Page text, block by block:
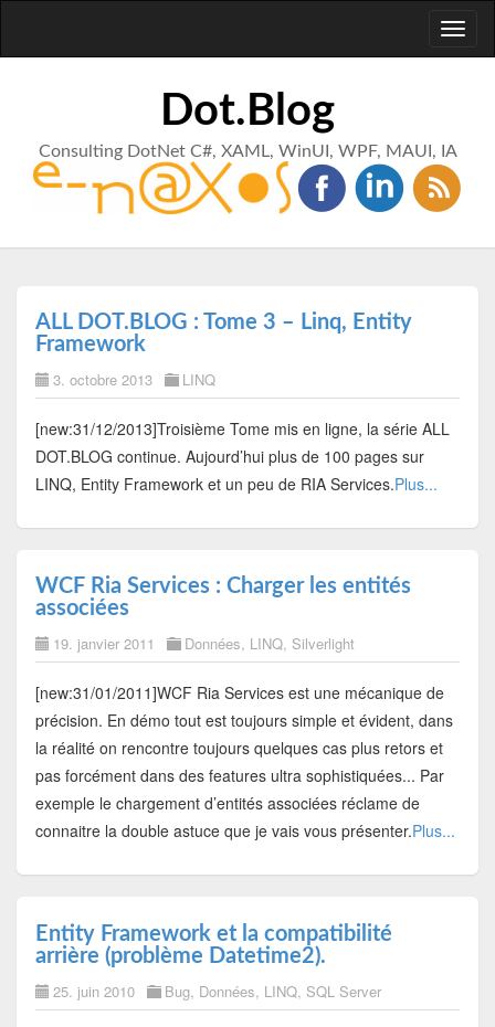
Dot.Blog
Consulting DotNet C#, XAML, WinUI, WPF, MAUI, IA
ALL DOT.BLOG : Tome 3 – Linq, Entity
Framework
3. octobre 2013 LINQ
[new:31/12/2013]Troisième Tome mis en ligne, la série ALL
DOT.BLOG continue. Aujourd’hui plus de 100 pages sur
LINQ, Entity Framework et un peu de RIA Services.Plus...
WCF Ria Services : Charger les entités
associées
19. janvier 2011 Données, LINQ, Silverlight
[new:31/01/2011]WCF Ria Services est une mécanique de
précision. En démo tout est toujours simple et évident, dans
la réalité on rencontre toujours quelques cas plus retors et
pas forcément dans des features ultra sophistiquées... Par
exemple le chargement d’entités associées réclame de
connaitre la double astuce que je vais vous présenter.Plus...
Entity Framework et la compatibilité
arrière (problème Datetime2).
25. juin 2010 Bug, Données, LINQ, SQL Server